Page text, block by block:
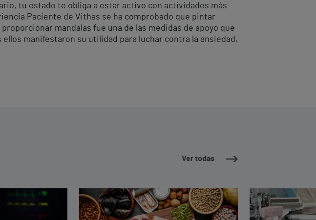
tu estado te obliga a estar activo con actividades más
Paciente de Vithas se ha comprobado que pintar
mandalas fue una de las medidas de apoyo que
manifestaron su utilidad para luchar contra la ansiedad,
Ver todas